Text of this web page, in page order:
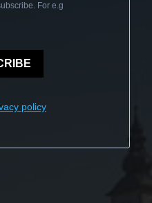
For e.g
policy